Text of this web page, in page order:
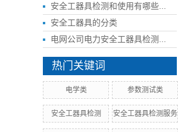
安全工器具检测和使用有哪些...
安全工器具的分类
电网公司电力安全工器具检测...
热门关键词
电学类 参数测试类
安全工器具检测 安全工器具检测服务